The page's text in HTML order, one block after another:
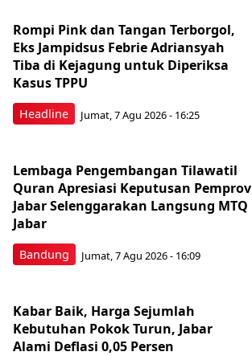
Headline
Rompi Pink dan Tangan Terborgol,
Eks Jampidsus Febrie Adriansyah
Tiba di Kejagung untuk Diperiksa
Kasus TPPU
Jumat, 7 Agu 2026 - 16:25
Bandung
Lembaga Pengembangan Tilawatil
Quran Apresiasi Keputusan Pemprov
Jabar Selenggarakan Langsung MTQ
Jabar
Jumat, 7 Agu 2026 - 16:09
Kabar Baik, Harga Sejumlah
Kebutuhan Pokok Turun, Jabar
Alami Deflasi 0,05 Persen